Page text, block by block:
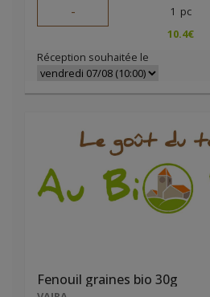
- 1 pc
10.4€
Réception souhaitée le
Fenouil graines bio 30g